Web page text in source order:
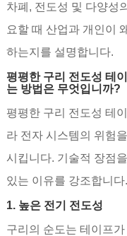
차폐, 전도성 및 다양성
요할 때 산업과 개인이
하는지를 설명합니다.
평평한 구리 전도성 테
는 방법은 무엇입니까?
평평한 구리 전도성 테
라 전자 시스템의 위험
시킵니다. 기술적 장점
있는 이유를 강조합니다.
1. 높은 전기 전도성
구리의 순도는 테이프